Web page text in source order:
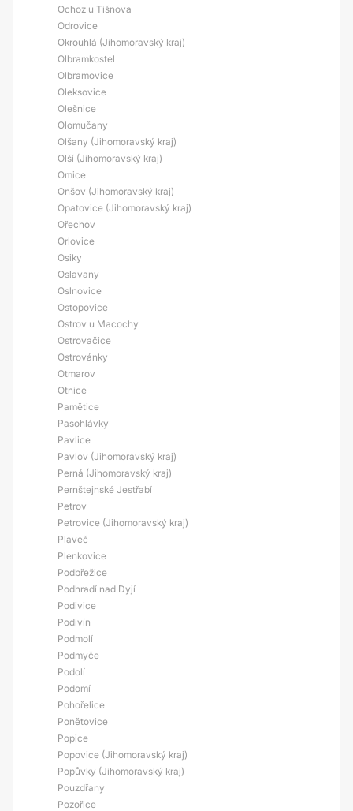
Ochoz u Tišnova
Odrovice
Okrouhlá (Jihomoravský kraj)
Olbramkostel
Olbramovice
Oleksovice
Olešnice
Olomučany
Olšany (Jihomoravský kraj)
Olší (Jihomoravský kraj)
Omice
Onšov (Jihomoravský kraj)
Opatovice (Jihomoravský kraj)
Ořechov
Orlovice
Osiky
Oslavany
Oslnovice
Ostopovice
Ostrov u Macochy
Ostrovačice
Ostrovánky
Otmarov
Otnice
Pamětice
Pasohlávky
Pavlice
Pavlov (Jihomoravský kraj)
Perná (Jihomoravský kraj)
Pernštejnské Jestřabí
Petrov
Petrovice (Jihomoravský kraj)
Plaveč
Plenkovice
Podbřežice
Podhradí nad Dyjí
Podivice
Podivín
Podmolí
Podmyče
Podolí
Podomí
Pohořelice
Ponětovice
Popice
Popovice (Jihomoravský kraj)
Popůvky (Jihomoravský kraj)
Pouzdřany
Pozořice